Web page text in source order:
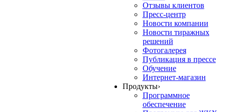
Отзывы клиентов
Пресс-центр
Новости компании
Новости тиражных
решений
Фотогалерея
Публикация в прессе
Обучение
Интернет-магазин
Продукты›
Программное
обеспечение